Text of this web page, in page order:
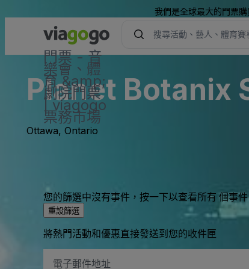
我們是全球最大的門票
門票 - 音
樂會、體
育 &amp;
劇院門票
| viagogo
票務市場
Planet Botanix
Ottawa, Ontario
您的篩選中沒有事件，按一下以查看所有 個事件
重設篩選
將熱門活動和優惠直接發送到您的收件匣
子